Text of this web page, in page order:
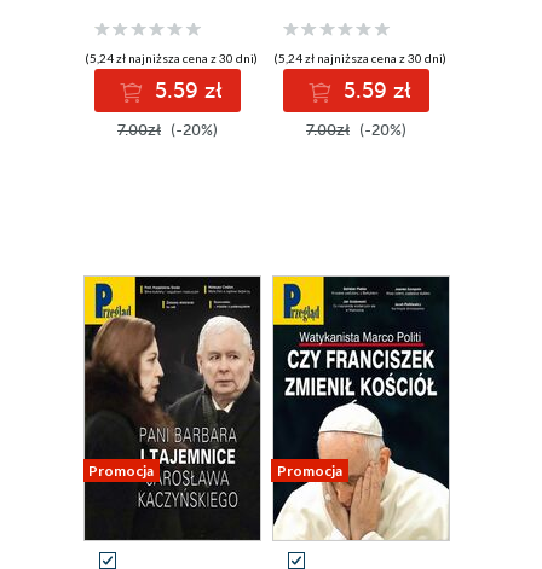
(5,24 zł najniższa cena z 30 dni)
5.59 zł
7.00zł (-20%)
(5,24 zł najniższa cena z 30 dni)
5.59 zł
7.00zł (-20%)
Promocja Promocja